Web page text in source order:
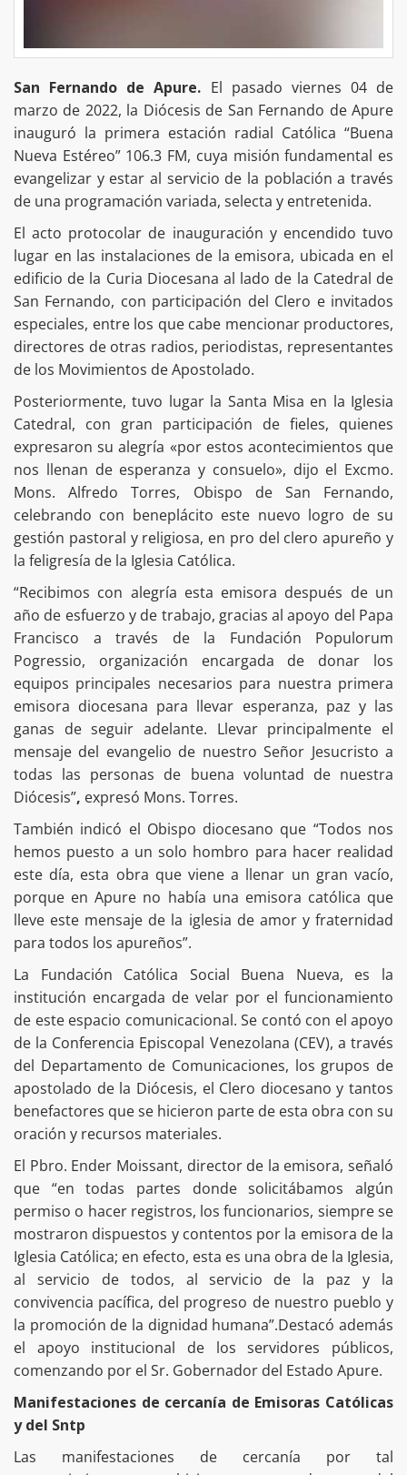
San Fernando de Apure. El pasado viernes 04 de
marzo de 2022, la Diócesis de San Fernando de Apure
inauguró la primera estación radial Católica “Buena
Nueva Estéreo” 106.3 FM, cuya misión fundamental es
evangelizar y estar al servicio de la población a través
de una programación variada, selecta y entretenida.
El acto protocolar de inauguración y encendido tuvo
lugar en las instalaciones de la emisora, ubicada en el
edificio de la Curia Diocesana al lado de la Catedral de
San Fernando, con participación del Clero e invitados
especiales, entre los que cabe mencionar productores,
directores de otras radios, periodistas, representantes
de los Movimientos de Apostolado.
Posteriormente, tuvo lugar la Santa Misa en la Iglesia
Catedral, con gran participación de fieles, quienes
expresaron su alegría «por estos acontecimientos que
nos llenan de esperanza y consuelo», dijo el Excmo.
Mons. Alfredo Torres, Obispo de San Fernando,
celebrando con beneplácito este nuevo logro de su
gestión pastoral y religiosa, en pro del clero apureño y
la feligresía de la Iglesia Católica.
“Recibimos con alegría esta emisora después de un
año de esfuerzo y de trabajo, gracias al apoyo del Papa
Francisco a través de la Fundación Populorum
Pogressio, organización encargada de donar los
equipos principales necesarios para nuestra primera
emisora diocesana para llevar esperanza, paz y las
ganas de seguir adelante. Llevar principalmente el
mensaje del evangelio de nuestro Señor Jesucristo a
todas las personas de buena voluntad de nuestra
Diócesis”, expresó Mons. Torres.
También indicó el Obispo diocesano que “Todos nos
hemos puesto a un solo hombro para hacer realidad
este día, esta obra que viene a llenar un gran vacío,
porque en Apure no había una emisora católica que
lleve este mensaje de la iglesia de amor y fraternidad
para todos los apureños”.
La Fundación Católica Social Buena Nueva, es la
institución encargada de velar por el funcionamiento
de este espacio comunicacional. Se contó con el apoyo
de la Conferencia Episcopal Venezolana (CEV), a través
del Departamento de Comunicaciones, los grupos de
apostolado de la Diócesis, el Clero diocesano y tantos
benefactores que se hicieron parte de esta obra con su
oración y recursos materiales.
El Pbro. Ender Moissant, director de la emisora, señaló
que “en todas partes donde solicitábamos algún
permiso o hacer registros, los funcionarios, siempre se
mostraron dispuestos y contentos por la emisora de la
Iglesia Católica; en efecto, esta es una obra de la Iglesia,
al servicio de todos, al servicio de la paz y la
convivencia pacífica, del progreso de nuestro pueblo y
la promoción de la dignidad humana”.Destacó además
el apoyo institucional de los servidores públicos,
comenzando por el Sr. Gobernador del Estado Apure.
Manifestaciones de cercanía de Emisoras Católicas
y del Sntp
Las manifestaciones de cercanía por tal